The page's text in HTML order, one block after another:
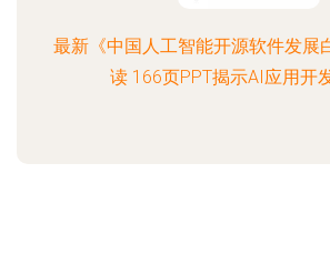
最新《中国人工智能开源软件发展
读 166页PPT揭示AI应用开